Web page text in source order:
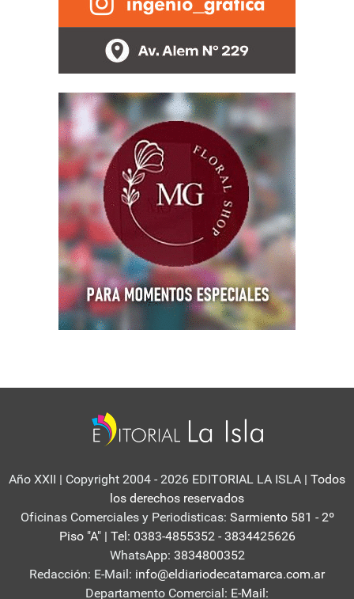
Año XXII | Copyright 2004 - 2026 EDITORIAL LA ISLA | Todos
los derechos reservados
Oficinas Comerciales y Periodisticas: Sarmiento 581 - 2º
Piso "A" | Tel: 0383-4855352 - 3834425626
WhatsApp: 3834800352
Redacción: E-Mail: info@eldiariodecatamarca.com.ar
Departamento Comercial: E-Mail: